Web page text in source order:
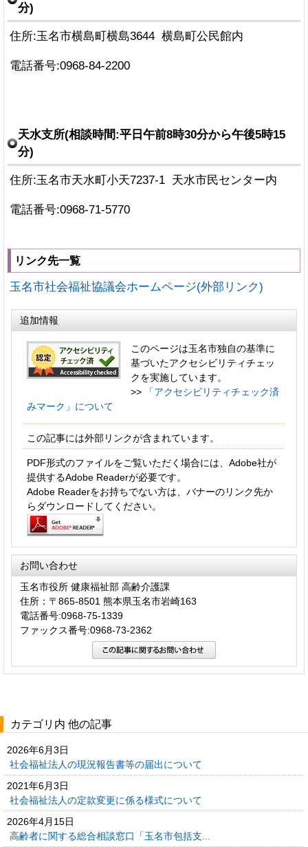
分)
住所:玉名市横島町横島3644 横島町公民館内
電話番号:0968-84-2200
天水支所(相談時間:平日午前8時30分から午後5時15
分)
住所:玉名市天水町小天7237-1 天水市民センター内
電話番号:0968-71-5770
リンク先一覧
玉名市社会福祉協議会ホームページ(外部リンク)
追加情報
このページは玉名市独自の基準に
基づいたアクセシビリティチェッ
クを実施しています。
>>
「アクセシビリティチェック済
みマーク」について
この記事には外部リンクが含まれています。
PDF形式のファイルをご覧いただく場合には、Adobe社が
提供するAdobe Readerが必要です。
Adobe Readerをお持ちでない方は、バナーのリンク先か
らダウンロードしてください。
お問い合わせ
玉名市役所 健康福祉部 高齢介護課
住所：〒865-8501 熊本県玉名市岩崎163
電話番号:0968-75-1339
ファックス番号:0968-73-2362
カテゴリ内 他の記事
2026年6月3日
社会福祉法人の現況報告書等の届出について
2021年6月3日
社会福祉法人の定款変更に係る様式について
2026年4月15日
高齢者に関する総合相談窓口「玉名市包括支...